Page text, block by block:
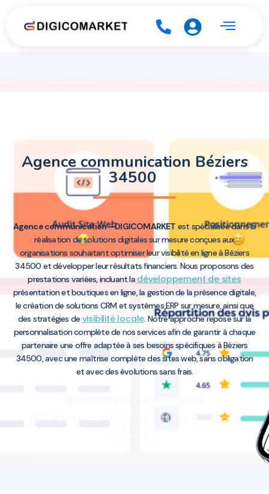
Agence communication Béziers
34500
Agence communication – DIGICOMARKET est spécialisée dans la
réalisation de solutions digitales sur mesure conçues aux
organisations souhaitant optimiser leur visibilité en ligne à Béziers
34500 et développer leur résultats financiers. Nous proposons des
prestations variées, incluant ladéveloppement de sites
présentation et boutiques en ligne, la gestion de la présence digitale,
le création de solutions CRM et systèmes ERP sur mesure, ainsi que
des stratégies de visibilité locale . Notre approche repose sur la
personnalisation complète de nos services afin de garantir à chaque
partenaire une offre adaptée à ses besoins spécifiques à Béziers
34500, avec une maîtrise complète des sites web, sans obligation
et avec des évolutions sans frais.
Agence communication Béziers